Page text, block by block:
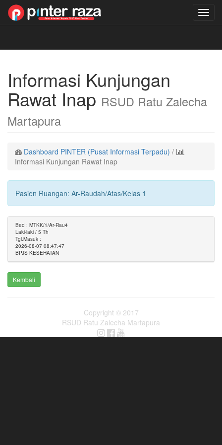
Informasi Kunjungan
Rawat Inap RSUD Ratu Zalecha
Martapura
Dashboard PINTER (Pusat Informasi Terpadu) /
Informasi Kunjungan Rawat Inap
Pasien Ruangan: Ar-Raudah/Atas/Kelas 1
Bed : MTKK/1/Ar-Rau4
Laki-laki / 5 Th
Tgl.Masuk :
2026-08-07 08:47:47
BPJS KESEHATAN
Kembali
Copyright © 2017
RSUD Ratu Zalecha Martapura